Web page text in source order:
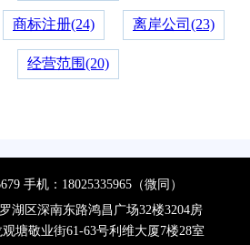
商标注册(24) 离岸公司(23)
经营范围(20)
手机：18025335965（微同）
湖区深南东路鸿昌广场32楼3204房
塘敬业街61-63号利维大厦7楼28室